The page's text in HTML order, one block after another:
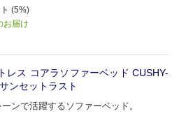
(5%)
お届け
レス コアラソファーベッド CUSHY-
ンセットラスト
ンで活躍するソファーベッド。